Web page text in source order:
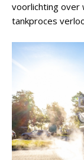
voorlichting over
tankproces